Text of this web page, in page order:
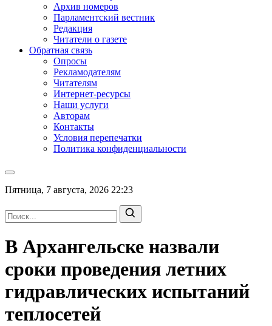
Архив номеров
Парламентский вестник
Редакция
Читатели о газете
Обратная связь
Опросы
Рекламодателям
Читателям
Интернет-ресурсы
Наши услуги
Авторам
Контакты
Условия перепечатки
Политика конфиденциальности
Пятница, 7 августа, 2026 22:23
В Архангельске назвали
сроки проведения летних
гидравлических испытаний
теплосетей